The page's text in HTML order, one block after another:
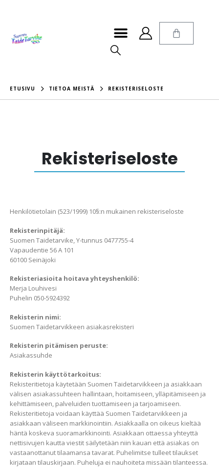
ETUSIVU TIETOA MEISTÄ REKISTERISELOSTE
Rekisteriseloste
Henkilötietolain (523/1999) 10§:n mukainen rekisteriseloste
Rekisterinpitäjä:
Suomen Taidetarvike, Y-tunnus 0477755-4
Vapaudentie 56 A 101
60100 Seinäjoki
Rekisteriasioita hoitava yhteyshenkilö:
Merja Louhivesi
Puhelin 050-5924392
Rekisterin nimi:
Suomen Taidetarvikkeen asiakasrekisteri
Rekisterin pitämisen peruste:
Asiakassuhde
Rekisterin käyttötarkoitus:
Rekisteritietoja käytetään Suomen Taidetarvikkeen ja asiakkaan
välisen asiakassuhteen hallintaan, hoitamiseen, ylläpitämiseen ja
kehittämiseen, palveluiden tuottamiseen ja tarjoamiseen.
Rekisteritietoja voidaan käyttää Suomen Taidetarvikkeen ja
asiakkaan väliseen markkinointiin. Asiakkaalla on oikeus kieltää
häntä koskeva suoramarkkinointi. Asiakkaan ottaessa yhteyttä
nettisivujen kautta viestit säilytetään niin kauan että asiakas on
vastaanottanut tilaamansa tavarat. Puhelimitse tulleet tilaukset
kirjataan tilauskirjaan. Puheluja ei nauhoiteta missään tilanteessa.